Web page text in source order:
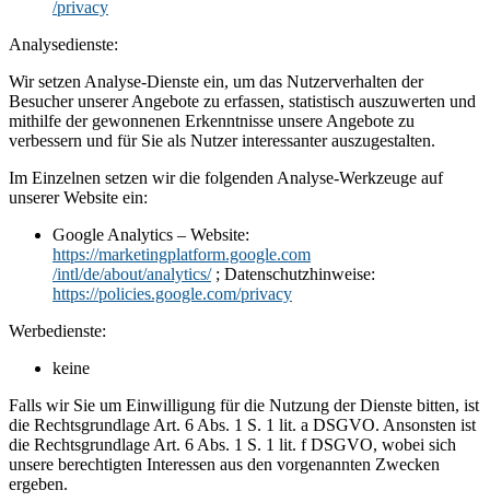
/privacy
Analysedienste:
Wir setzen Analyse-Dienste ein, um das Nutzerverhalten der
Besucher unserer Angebote zu erfassen, statistisch auszuwerten und
mithilfe der gewonnenen Erkenntnisse unsere Angebote zu
verbessern und für Sie als Nutzer interessanter auszugestalten.
Im Einzelnen setzen wir die folgenden Analyse-Werkzeuge auf
unserer Website ein:
Google Analytics – Website:
https://marketingplatform.google.com
/intl/de/about/analytics/; Datenschutzhinweise:
https://policies.google.com/privacy
Werbedienste:
keine
Falls wir Sie um Einwilligung für die Nutzung der Dienste bitten, ist
die Rechtsgrundlage Art. 6 Abs. 1 S. 1 lit. a DSGVO. Ansonsten ist
die Rechtsgrundlage Art. 6 Abs. 1 S. 1 lit. f DSGVO, wobei sich
unsere berechtigten Interessen aus den vorgenannten Zwecken
ergeben.